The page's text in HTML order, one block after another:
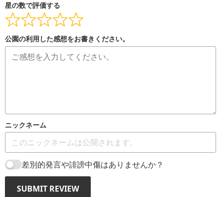
星の数で評価する
公園の利用した感想をお書きください。
ニックネーム
差別的発言や誹謗中傷はありませんか？
SUBMIT REVIEW